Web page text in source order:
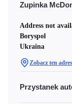
Zupinka
Address not
Boryspol
Ukraina
Zobacz ten
Przystanek